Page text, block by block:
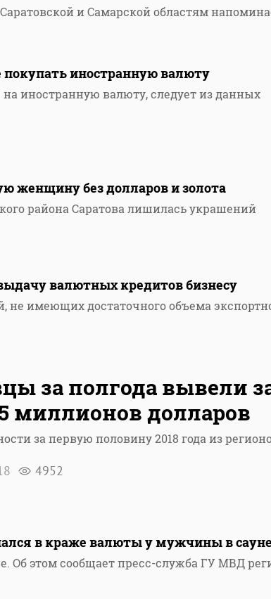
и Самарской областям
иностранную валюту
иностранную валюту, следует из данных
женщину без долларов и золота
района Саратова лишилась украшений
валютных кредитов бизнесу
не имеющих достаточного объема
за полгода вывели
миллионов долларов
за первую половину 2018 года из
4952
в краже валюты у мужчины в
Об этом сообщает пресс-служба ГУ МВД